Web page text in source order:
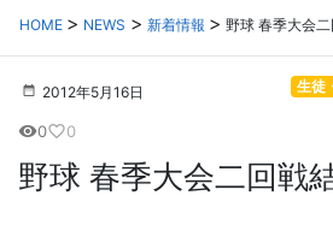
HOME NEWS 新着情報 野球 春季大会
2012年5月16日 生徒
visibility0favorite_border0
野球 春季大会二回戦